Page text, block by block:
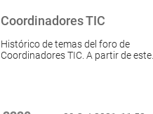
Coordinadores TIC
Histórico de temas del foro de
Coordinadores TIC. A partir de este…